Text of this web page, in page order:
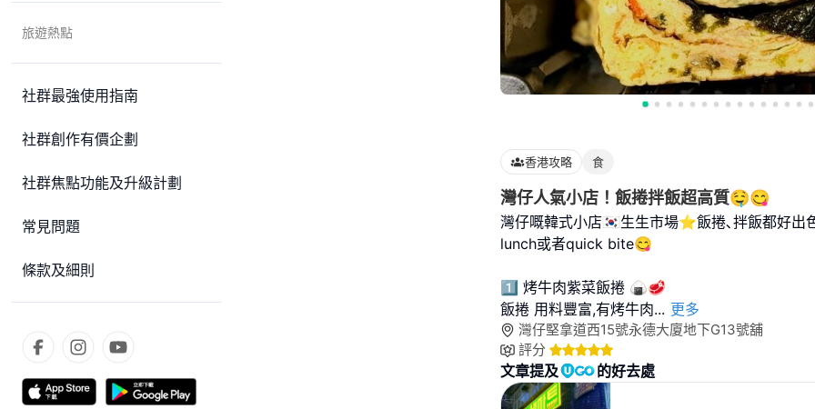
旅遊熱點
社群最強使用指南
社群創作有價企劃
社群焦點功能及升級計劃
常見問題
條款及細則
香港攻略 食
灣仔人氣小店！飯捲拌飯超高質🤤😋
灣仔嘅韓式小店🇰🇷生生市場⭐️飯捲､拌飯都好出
lunch或者quick bite😋
1️⃣ 烤牛肉紫菜飯捲 🍙🥩
飯捲 用料豐富,有烤牛肉... 更多
灣仔堅拿道西15號永德大廈地下G13號舖
評分
文章提及 的好去處